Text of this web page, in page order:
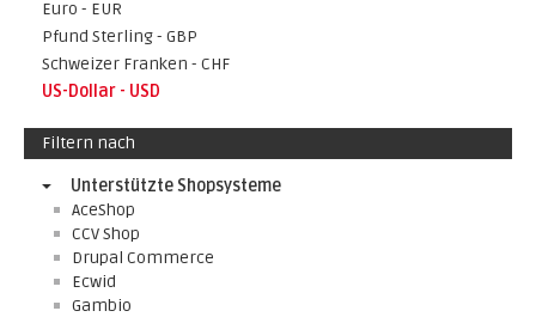
Euro - EUR
Pfund Sterling - GBP
Schweizer Franken - CHF
US-Dollar - USD
Filtern nach
Unterstützte Shopsysteme
AceShop
CCV Shop
Drupal Commerce
Ecwid
Gambio